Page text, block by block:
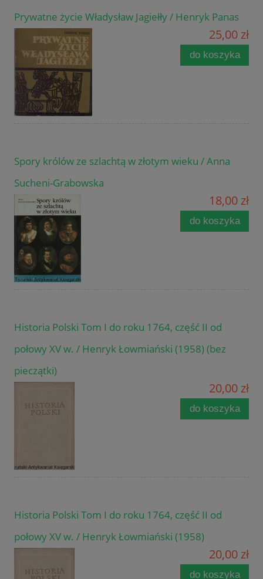
Prywatne życie Władysław Jagiełły / Henryk Panas
25,00 zł
do koszyka
Spory królów ze szlachtą w złotym wieku / Anna
Sucheni-Grabowska
18,00 zł
do koszyka
Historia Polski Tom I do roku 1764, część II od
połowy XV w. / Henryk Łowmiański (1958) (bez
pieczątki)
20,00 zł
do koszyka
Historia Polski Tom I do roku 1764, część II od
połowy XV w. / Henryk Łowmiański (1958)
20,00 zł
do koszyka